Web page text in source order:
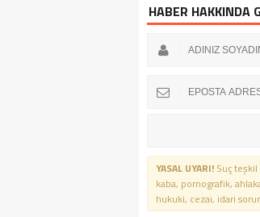
HABER HAKKINDA
YASAL UYARI! Suç teşkil
kaba, pornografik,
hukuki, cezai, idari